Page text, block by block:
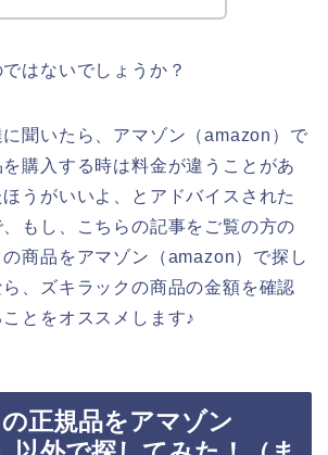
はないでしょうか？
聞いたら、アマゾン（amazon）で
購入する時は料金が違うことがあ
うがいいよ、とアドバイスされた
もし、こちらの記事をご覧の方の
商品をアマゾン（amazon）で探し
、ズキラックの商品の金額を確認
とをオススメします♪
正規品をアマゾン